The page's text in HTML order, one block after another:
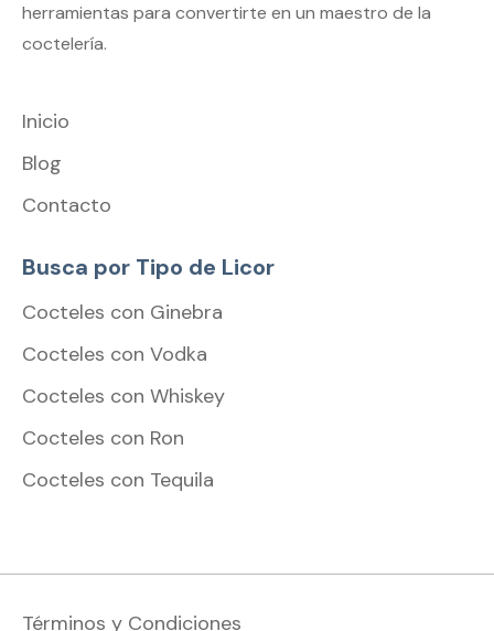
herramientas para convertirte en un maestro de la
coctelería.
Inicio
Blog
Contacto
Busca por Tipo de Licor
Cocteles con Ginebra
Cocteles con Vodka
Cocteles con Whiskey
Cocteles con Ron
Cocteles con Tequila
Términos y Condiciones